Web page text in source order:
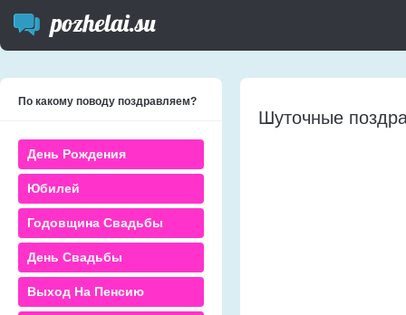
По какому поводу поздравляем?
День Рождения
Юбилей
Годовщина Свадьбы
День Свадьбы
Выход На Пенсию
Шуточные